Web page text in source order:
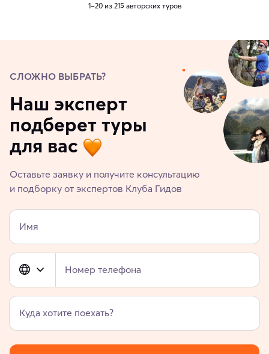
1–20 из 215 авторских туров
СЛОЖНО ВЫБРАТЬ?
Наш эксперт
подберет туры
для вас
Оставьте заявку и получите консультацию
и подборку от экспертов Клуба Гидов
Имя
Номер телефона
Куда хотите поехать?